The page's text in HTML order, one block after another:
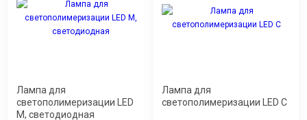
Лампа для
светополимеризации LED
M, светодиодная
Лампа для
светополимеризации LED C